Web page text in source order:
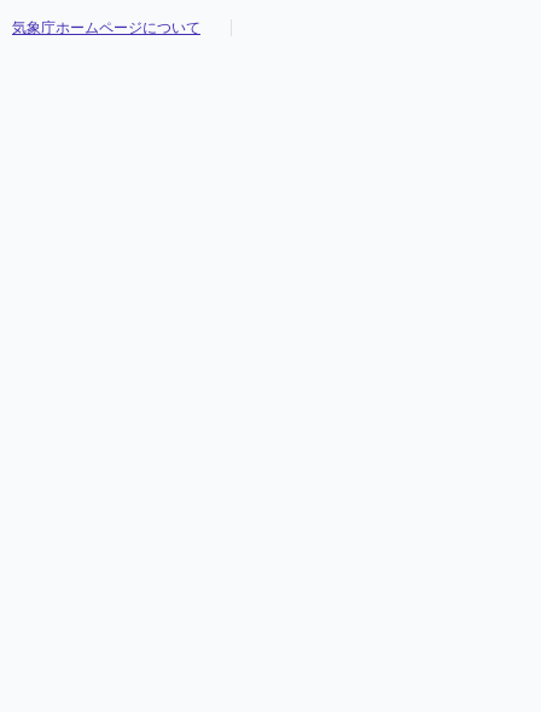
気象庁ホームページについて